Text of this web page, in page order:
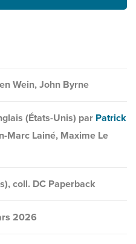
Wein, John Byrne
(États-Unis) par Patrick
Marc Lainé, Maxime Le
coll. DC Paperback
2026